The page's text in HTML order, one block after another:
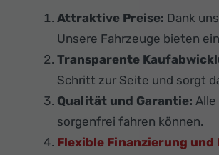
Attraktive Preise: Dank
Unsere Fahrzeuge bieten
Transparente
Schritt zur Seite und sorgt
Qualität und Garantie:
sorgenfrei fahren können.
Flexible Finanzierung und